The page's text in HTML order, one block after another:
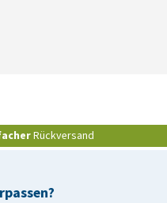
Rückversand